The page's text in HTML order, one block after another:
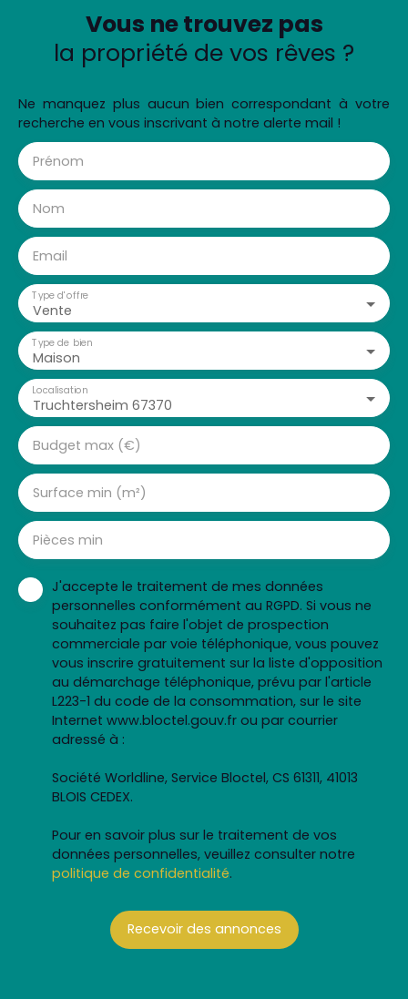
Vous ne trouvez pas
la propriété de vos rêves ?
Ne manquez plus aucun bien correspondant à votre
recherche en vous inscrivant à notre alerte mail !
Prénom
Nom
Email
Vente
Type d'offre
Maison
Type de bien
Truchtersheim 67370
Localisation
Budget max (€)
Surface min (m²)
Pièces min
J'accepte le traitement de mes données
personnelles conformément au RGPD. Si vous ne
souhaitez pas faire l'objet de prospection
commerciale par voie téléphonique, vous pouvez
vous inscrire gratuitement sur la liste d'opposition
au démarchage téléphonique, prévu par l'article
L223-1 du code de la consommation, sur le site
Internet www.bloctel.gouv.fr ou par courrier
adressé à :
Société Worldline, Service Bloctel, CS 61311, 41013
BLOIS CEDEX.
Pour en savoir plus sur le traitement de vos
données personnelles, veuillez consulter notre
politique de confidentialité.
Recevoir des annonces